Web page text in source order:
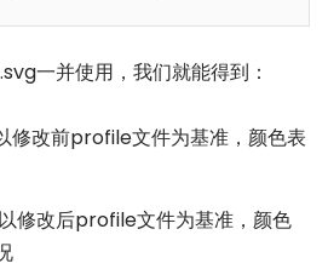
一并使用，我们就能得到：
修改前profile文件为基准，颜色表
修改后profile文件为基准，颜色